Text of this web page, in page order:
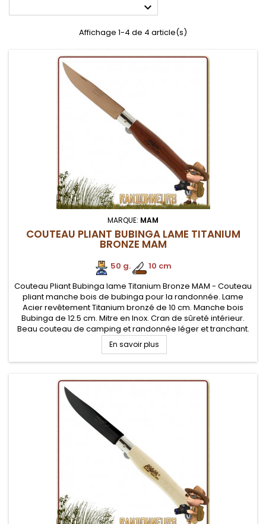

Affichage 1-4 de 4 article(s)
MARQUE: MAM
COUTEAU PLIANT BUBINGA LAME TITANIUM
BRONZE MAM
50 g.
10 cm
Couteau Pliant Bubinga lame Titanium Bronze MAM - Couteau
pliant manche bois de bubinga pour la randonnée. Lame
Acier revêtement Titanium bronzé de 10 cm. Manche bois
Bubinga de 12.5 cm. Mitre en Inox. Cran de sûreté intérieur.
Beau couteau de camping et randonnée léger et tranchant.
En savoir plus